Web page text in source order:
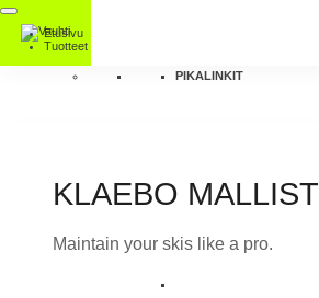
Etusivu
Tuotteet
PIKALINKIT
KLAEBO
Maintain your skis like a pro.